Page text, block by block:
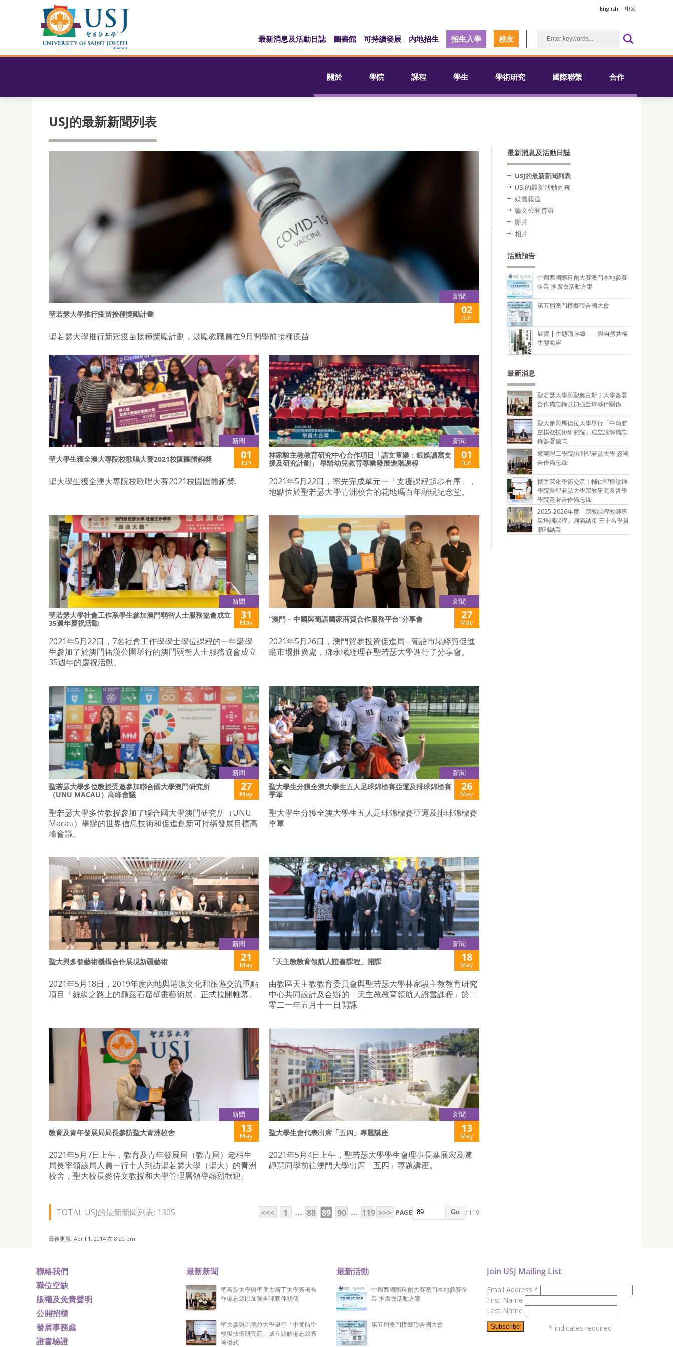
English 中文
最新消息及活動日誌 圖書館 可持續發展 内地招生 招生入學 校友
關於 學院 課程 學生 學術研究 國際聯繫 合作
USJ的最新新聞列表
新聞
聖若瑟大學推行疫苗接種獎勵計畫 02
Jun
聖若瑟大學推行新冠疫苗接種獎勵計劃，鼓勵教職員在9月開學前接種疫苗.
新聞
聖大學生獲全澳大專院校歌唱大賽2021校園團體銅奬 01
Jun
聖大學生獲全澳大專院校歌唱大賽2021校園團體銅奬.
新聞
林家駿主教教育研究中心合作項目「語文童樂：銀娛讀寫支
援及研究計劃」 舉辦幼兒教育專業發展進階課程
01
Jun
2021年5月22日，率先完成單元一「支援課程起步有序」，
地點位於聖若瑟大學青洲校舍的花地瑪百年顯現紀念堂。
新聞
聖若瑟大學社會工作系學生參加澳門弱智人士服務協會成立
35週年慶祝活動
31
May
2021年5月22日，7名社會工作學學士學位課程的一年級學
生參加了於澳門祐漢公園舉行的澳門弱智人士服務協會成立
35週年的慶祝活動。
新聞
“澳門 – 中國與葡語國家商貿合作服務平台”分享會 27
May
2021年5月26日，澳門貿易投資促進局– 葡語市場經貿促進
廳市場推廣處，鄧永曦經理在聖若瑟大學進行了分享會。
新聞
聖若瑟大學多位教授受邀參加聯合國大學澳門研究所
（UNU MACAU）高峰會議
27
May
聖若瑟大學多位教授參加了聯合國大學澳門研究所（UNU
Macau）舉辦的世界信息技術和促進創新可持續發展目標高
峰會議。
新聞
聖大學生分獲全澳大學生五人足球錦標賽亞運及排球錦標賽
季軍
26
May
聖大學生分獲全澳大學生五人足球錦標賽亞運及排球錦標賽
季軍
新聞
聖大與多個藝術機構合作展現新疆藝術 21
May
2021年5月18日，2019年度內地與港澳文化和旅遊交流重點
項目「絲綢之路上的龜茲石窟壁畫藝術展」正式拉開帷幕。
新聞
「天主教教育領航人證書課程」開課 18
May
由教區天主教教育委員會與聖若瑟大學林家駿主教教育研究
中心共同設計及合辦的「天主教教育領航人證書課程」於二
零二一年五月十一日開課.
新聞
教育及青年發展局局長參訪聖大青洲校舍 13
May
2021年5月7日上午，教育及青年發展局（教青局）老柏生
局長率領該局人員一行十人到訪聖若瑟大學（聖大）的青洲
校舍，聖大校長麥侍文教授和大學管理層領導熱烈歡迎。
新聞
聖大學生會代表出席「五四」專題講座 13
May
2021年5月4日上午，聖若瑟大學學生會理事長葉展宏及陳
靜慧同學前往澳門大學出席「五四」專題講座。
TOTAL USJ的最新新聞列表: 1305 <<< 1 ... 88 89 90 ... 119 >>> PAGE Go / 119
最後更新: April 1, 2014 在 8:20 pm
最新消息及活動日誌
USJ的最新新聞列表
USJ的最新活動列表
媒體報道
論文公開答辯
影片
相片
活動預告
中葡西國際科創大賽澳門本地參賽
企業 推廣會活動方案
第五屆澳門模擬聯合國大會
展覽 | 生態海岸線 ── 與自然共構
生態海岸
最新消息
聖若瑟大學與聖奧古斯丁大學簽署
合作備忘錄以加強全球夥伴關係
聖大參與馬德拉大學舉行「中葡航
空模擬技術研究院」成立諒解備忘
錄簽署儀式
東莞理工學院訪問聖若瑟大學 簽署
合作備忘錄
攜手深化學術交流｜輔仁聖博敏神
學院與聖若瑟大學宗教研究及哲學
學院簽署合作備忘錄
2025-2026年度「宗教課程教師專
業培訓課程」圓滿結束 三十名學員
順利結業
聯絡我們
職位空缺
版權及免責聲明
公開招標
發展事務處
證書驗證
最新新聞
聖若瑟大學與聖奧古斯丁大學簽署合
作備忘錄以加強全球夥伴關係
聖大參與馬德拉大學舉行「中葡航空
模擬技術研究院」成立諒解備忘錄簽
署儀式
最新活動
中葡西國際科創大賽澳門本地參賽企
業 推廣會活動方案
第五屆澳門模擬聯合國大會
Join USJ Mailing List
Email Address *
First Name
Last Name
* indicates required